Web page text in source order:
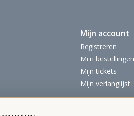
Mijn account
Registreren
Mijn bestellingen
Mijn tickets
Mijn verlanglijst